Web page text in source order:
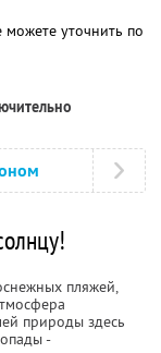
уточнить по
пляжей,
природы здесь
-